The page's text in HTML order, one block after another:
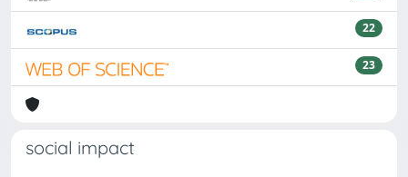
22
23
social impact